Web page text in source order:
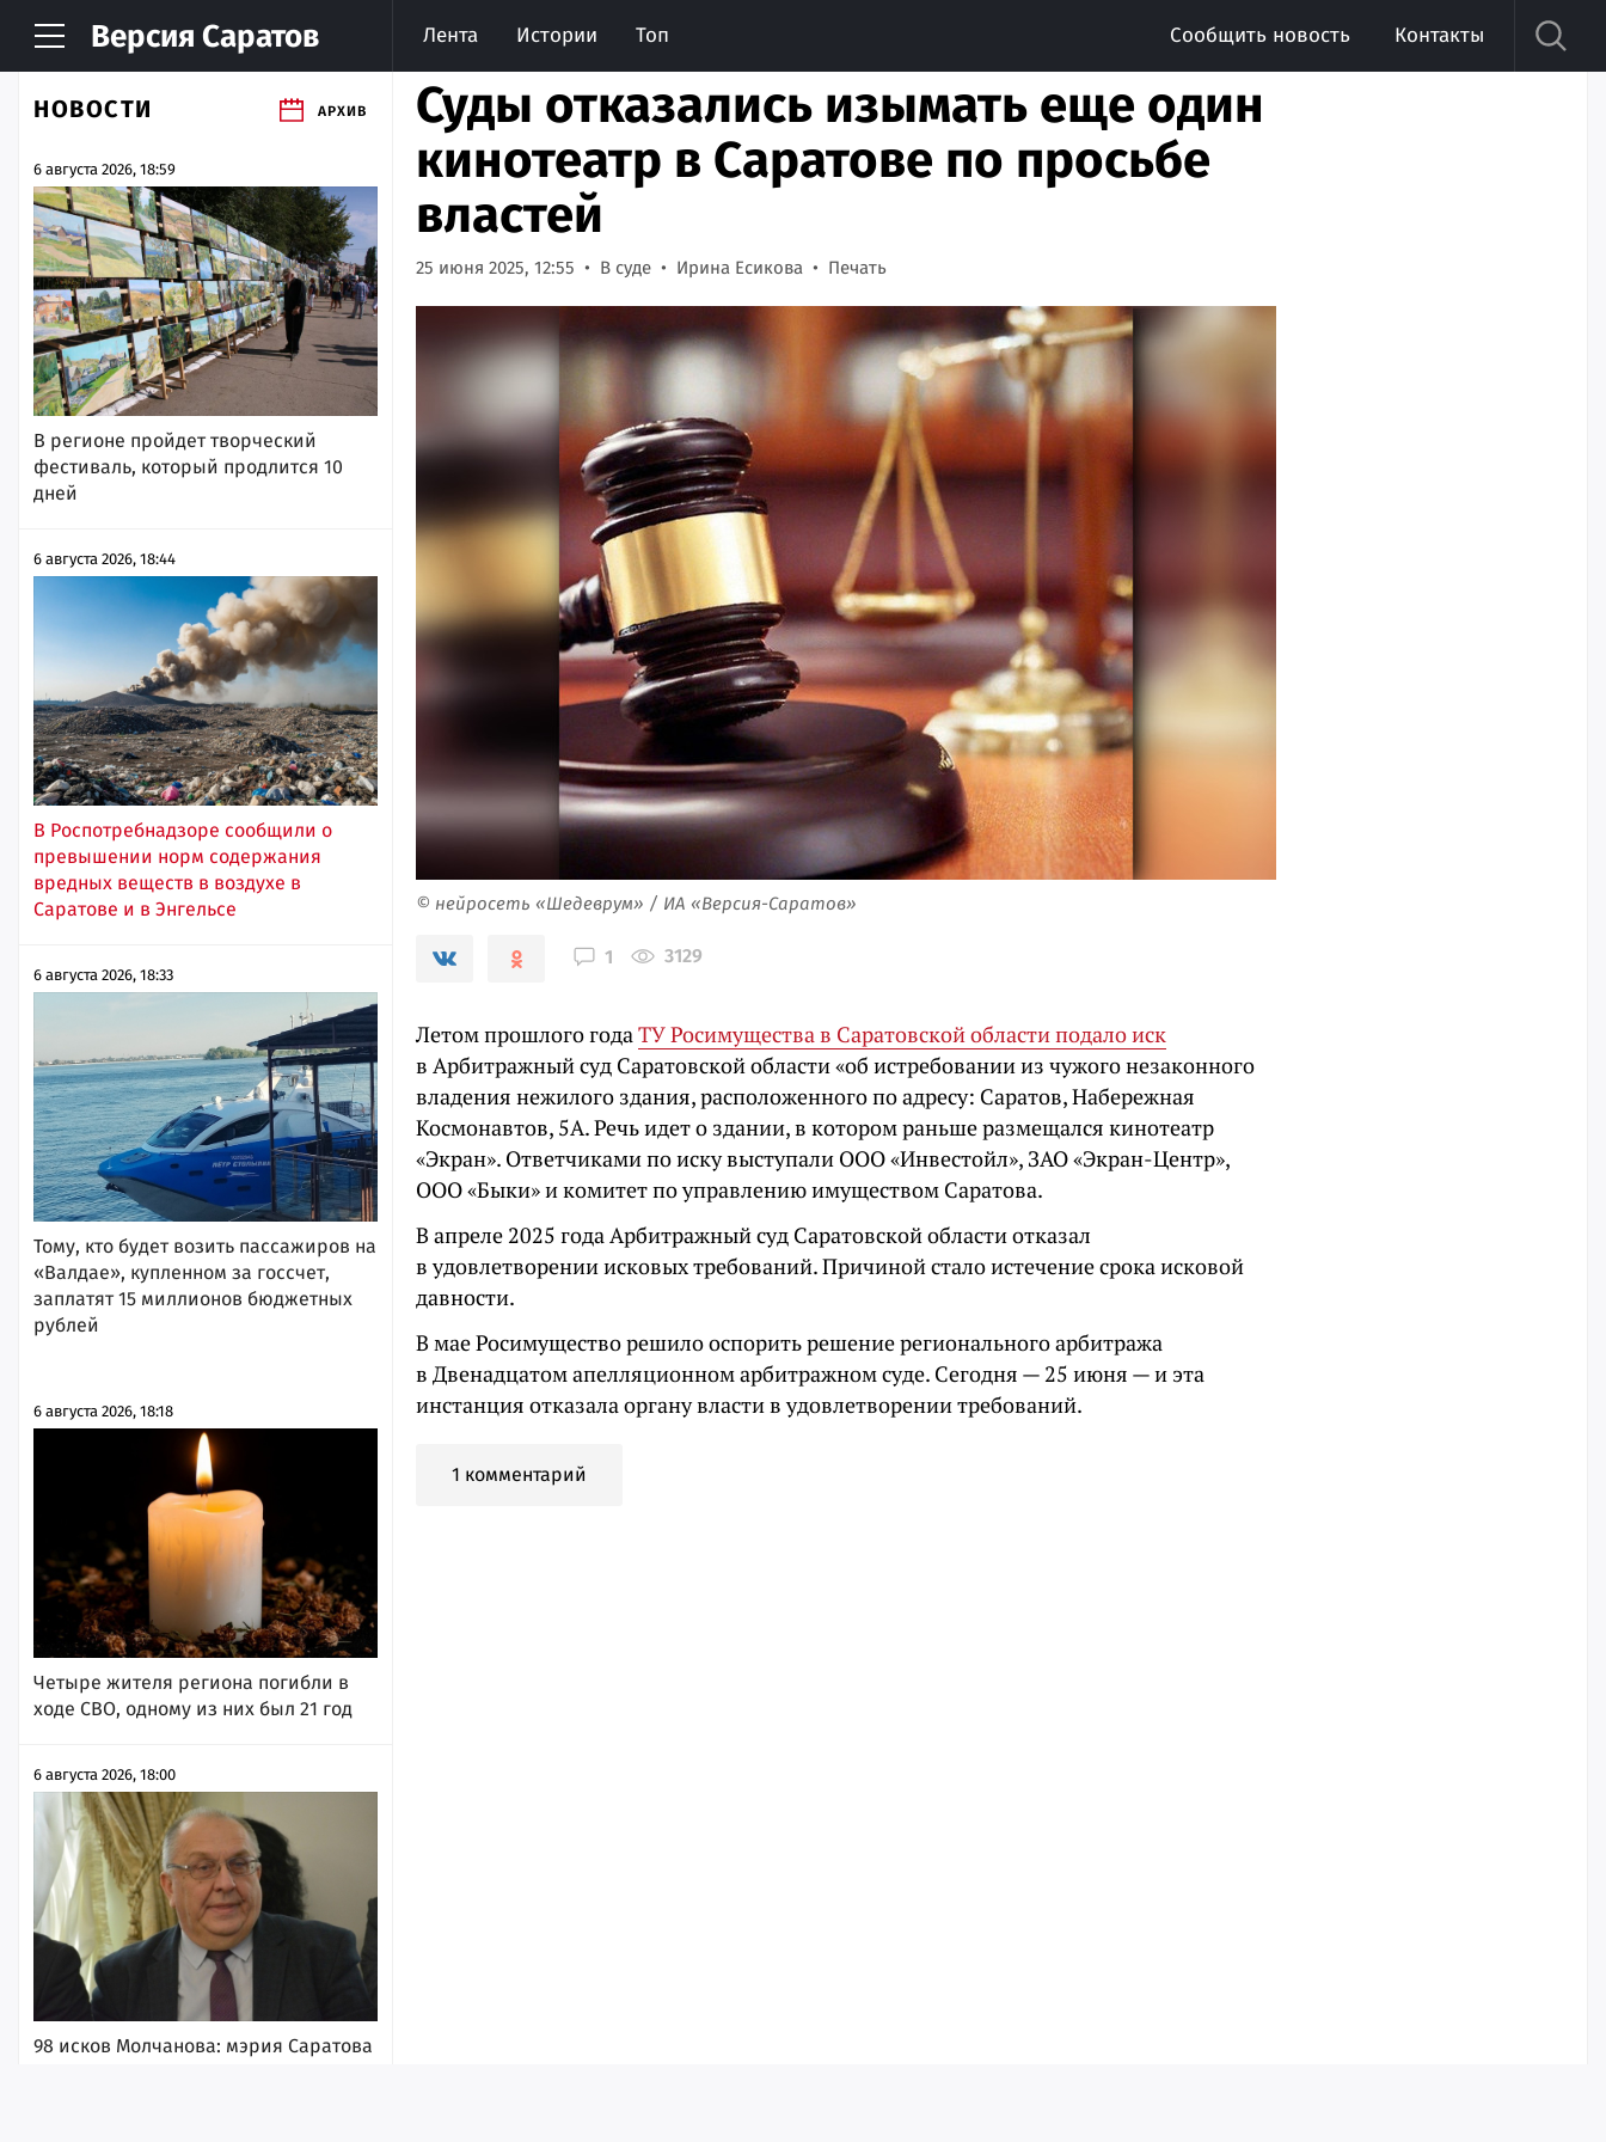
Версия Саратов Лента Истории Топ Сообщить новость Контакты
НОВОСТИ АРХИВ
6 августа 2026, 18:59
В регионе пройдет творческий
фестиваль, который продлится 10
дней
6 августа 2026, 18:44
В Роспотребнадзоре сообщили о
превышении норм содержания
вредных веществ в воздухе в
Саратове и в Энгельсе
6 августа 2026, 18:33
Тому, кто будет возить пассажиров на
«Валдае», купленном за госсчет,
заплатят 15 миллионов бюджетных
рублей
6 августа 2026, 18:18
Четыре жителя региона погибли в
ходе СВО, одному из них был 21 год
6 августа 2026, 18:00
98 исков Молчанова: мэрия Саратова
Суды отказались изымать еще один
кинотеатр в Саратове по просьбе
властей
25 июня 2025, 12:55 В суде Ирина Есикова Печать
© нейросеть «Шедеврум» / ИА «Версия-Саратов»
1 3129
Летом прошлого годаТУ Росимущества в Саратовской области подало иск
в Арбитражный суд Саратовской области «об истребовании из чужого незаконного
владения нежилого здания, расположенного по адресу: Саратов, Набережная
Космонавтов, 5А. Речь идет о здании, в котором раньше размещался кинотеатр
«Экран». Ответчиками по иску выступали ООО «Инвестойл», ЗАО «Экран-Центр»,
ООО «Быки» и комитет по управлению имуществом Саратова.
В апреле 2025 года Арбитражный суд Саратовской области отказал
в удовлетворении исковых требований. Причиной стало истечение срока исковой
давности.
В мае Росимущество решило оспорить решение регионального арбитража
в Двенадцатом апелляционном арбитражном суде. Сегодня — 25 июня — и эта
инстанция отказала органу власти в удовлетворении требований.
1 комментарий